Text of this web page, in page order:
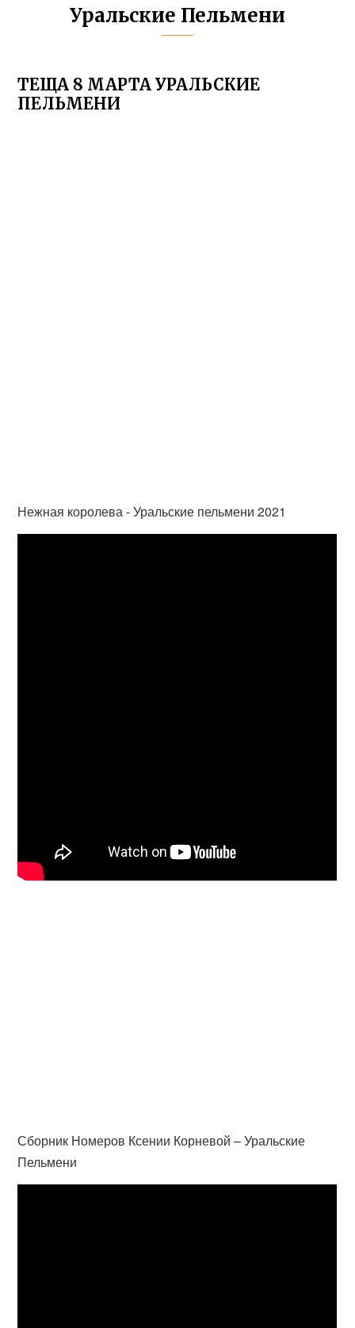
Уральские Пельмени
ТЕЩА 8 МАРТА УРАЛЬСКИЕ
ПЕЛЬМЕНИ
Нежная королева - Уральские пельмени 2021
Сборник Номеров Ксении Корневой – Уральские
Пельмени